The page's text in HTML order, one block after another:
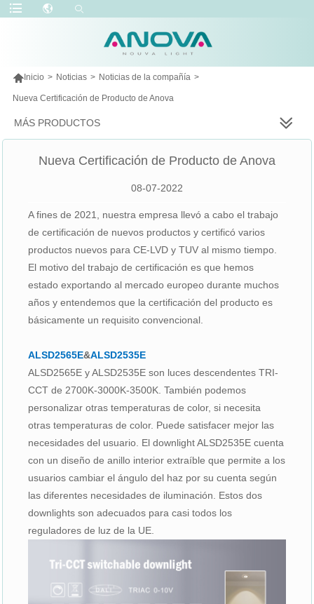
Inicio > Noticias > Noticias de la compañía >
Nueva Certificación de Producto de Anova
MÁS PRODUCTOS
Nueva Certificación de Producto de Anova
08-07-2022
A fines de 2021, nuestra empresa llevó a cabo el trabajo
de certificación de nuevos productos y certificó varios
productos nuevos para CE-LVD y TUV al mismo tiempo.
El motivo del trabajo de certificación es que hemos
estado exportando al mercado europeo durante muchos
años y entendemos que la certificación del producto es
básicamente un requisito convencional.
ALSD2565E&ALSD2535E
ALSD2565E y ALSD2535E son luces descendentes TRI-
CCT de 2700K-3000K-3500K. También podemos
personalizar otras temperaturas de color, si necesita
otras temperaturas de color. Puede satisfacer mejor las
necesidades del usuario. El downlight ALSD2535E cuenta
con un diseño de anillo interior extraíble que permite a los
usuarios cambiar el ángulo del haz por su cuenta según
las diferentes necesidades de iluminación. Estos dos
downlights son adecuados para casi todos los
reguladores de luz de la UE.